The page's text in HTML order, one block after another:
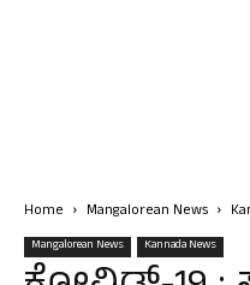
Home Mangalorean News
Mangalorean News Kannada News